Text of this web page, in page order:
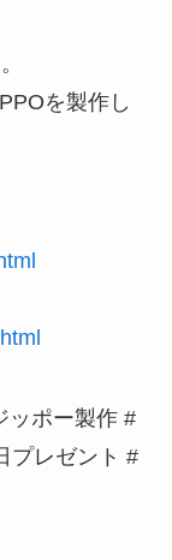
を製作し
ッポー製作 #
プレゼント #